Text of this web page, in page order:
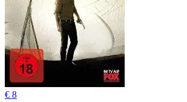
€ 8